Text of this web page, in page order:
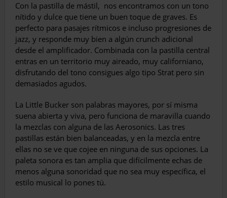
Con la pastilla de mástil, nos encontramos con un tono
nítido y dulce que tiene un buen toque de graves. Es
perfecto para pasajes rítmicos e incluso progresiones de
jazz, y responde muy bien a algún crunch adicional
desde el amplificador. Combinada con la pastilla central
entras en un territorio muy aireado, muy californiano,
disfrutando del tono consigues algo tipo Strat pero sin
demasiados agudos.
La Little Bucker son palabras mayores, por sí misma
suena abierta y viva, pero funciona de maravilla cuando
la mezclas con alguna de las Aerosonics. Las tres
pastillas están bien balanceadas, y en la mezcla entre
ellas no se ve que cojee en ninguna de sus opciones. La
paleta sonora es tan amplia que difícilmente echas de
menos alguna sonoridad que no sea muy específica, el
estilo musical lo pones tú.